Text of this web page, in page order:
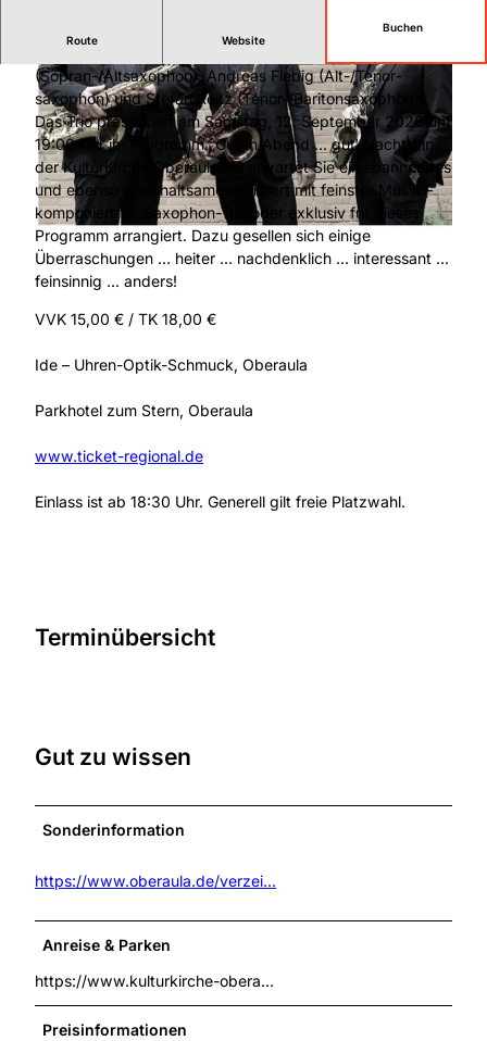
© Stefan Reitz |
© GfO - Gemeinsam für Oberaula e. V. | CC-BY-SA
Route Website
Buchen
(Sopran-/Altsaxophon), Andreas Fiebig (Alt-/Tenor­
saxophon) und Stefan Reitz (Tenor-/Baritonsaxophon).
Das Trio präsentiert am Samstag, 12. September 2026 um
19:00 Uhr ihr Programm „Guten Abend … gut‘ Nacht!“ in
der KulturKirche Oberaula. Es erwartet Sie ein spannendes
und ebenso unterhaltsames Konzert mit feinster Musik –
komponiert für Saxophon-Trio oder exklusiv für dieses
Programm arrangiert. Dazu gesellen sich einige
Überraschungen … heiter ... nachdenklich ... interessant ...
feinsinnig ... anders!
VVK 15,00 € / TK 18,00 €
Ide – Uhren-Optik-Schmuck, Oberaula
Parkhotel zum Stern, Oberaula
www.ticket-regional.de
Einlass ist ab 18:30 Uhr. Generell gilt freie Platzwahl.
Terminübersicht
Gut zu wissen
Sonderinformation
https://www.oberaula.de/verzei...
Anreise & Parken
https://www.kulturkirche-obera...
Preisinformationen